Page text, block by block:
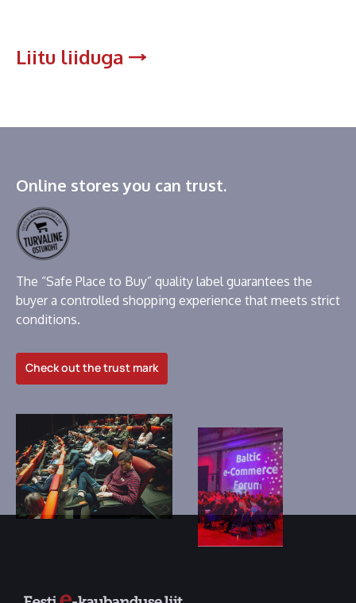
Liitu liiduga
Online stores you can trust.
The “Safe Place to Buy” quality label guarantees the
buyer a controlled shopping experience that meets strict
conditions.
Check out the trust mark